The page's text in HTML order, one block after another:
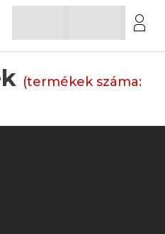
(termékek száma: